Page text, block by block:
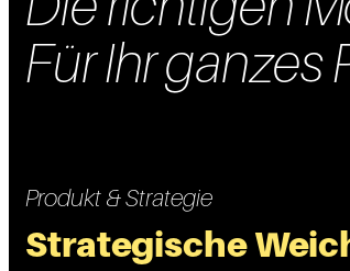
Für Ihr ganzes
Produkt & Strategie
Strategische